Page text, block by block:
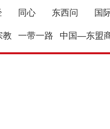
同心 东西问 国
教 一带一路 中国—东盟